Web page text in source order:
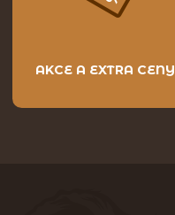
AKCE A EXTRA CENY